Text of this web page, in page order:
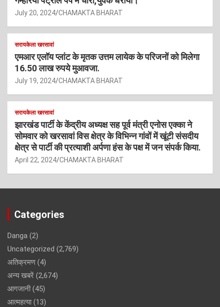
July 20, 2024 CHAMAKTA BHARAT
सरायकेला खरसावां
एमआर एलॉय प्लांट के मृतक उत्तम लायेक के परिजनों को मिलेगा
16.50 लाख रुपये मुआवजा.
July 19, 2024 CHAMAKTA BHARAT
सरायकेला खरसावां
झारखंड पार्टी के केंद्रीय अध्यक्ष सह पूर्व मंत्री एनोस एक्का ने
सोमवार को खरसावां विस क्षेत्र के विभिन्न गांवों में खूंटी संसदीय
क्षेत्र से पार्टी की प्रत्याशी अर्पणा हंस के पक्ष में जन संपर्क किया.
April 22, 2024 CHAMAKTA BHARAT
Categories
Danga (2)
Uncategorized (2,769)
अतिक्रमण(4)
अन्य खबरें (2,674)
आगजानी(45)
आत्महत्या(13)